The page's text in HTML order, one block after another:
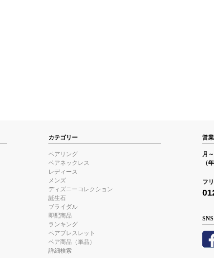
カテゴリー
ペアリング
ペアネックレス
レディース
メンズ
ディズニーコレクション
誕生石
ブライダル
即配商品
ランキング
ペアブレスレット
ペア商品（単品）
詳細検索
営
月
（
フ
SNS